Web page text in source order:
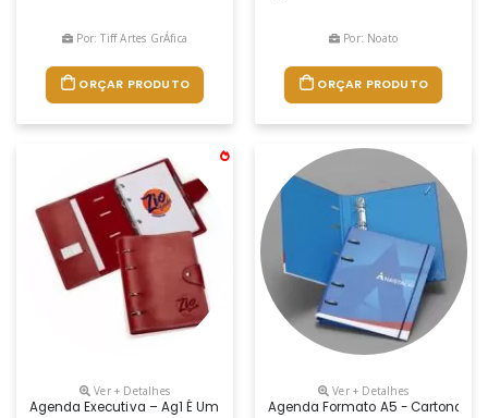
Por: Tiff Artes GrÁfica
ORÇAR PRODUTO
Por: Noato
ORÇAR PRODUTO
Ver + Detalhes
Agenda Executiva – Ag1 É Um Brinde Com Capa Flexível Pode Ser
Ver + Detalhes
Agenda Formato A5 - Cartonada